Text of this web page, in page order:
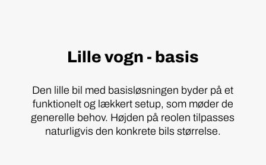
Lille vogn - basis
Den lille bil med basisløsningen byder på et
funktionelt og lækkert setup, som møder de
generelle behov. Højden på reolen tilpasses
naturligvis den konkrete bils størrelse.